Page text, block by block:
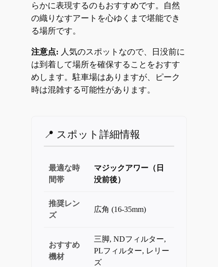
らかに表現するのもおすすめです。自然
の織りなすアートを心ゆくまで堪能でき
る場所です。
注意点: 人気のスポットなので、日没前に
は到着して場所を確保することをおすす
めします。駐車場はありますが、ピーク
時は混雑する可能性があります。
📍 スポット詳細情報
最適な時
間帯
マジックアワー（日
没前後）
推奨レン
ズ
広角 (16-35mm)
おすすめ
機材
三脚, NDフィルター,
PLフィルター, レリー
ズ